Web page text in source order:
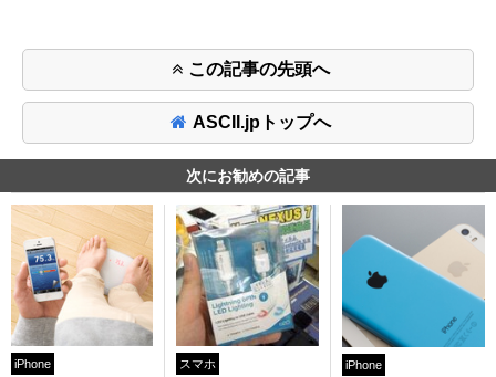
この記事の先頭へ
ASCII.jpトップへ
次にお勧めの記事
iPhone スマホ iPhone